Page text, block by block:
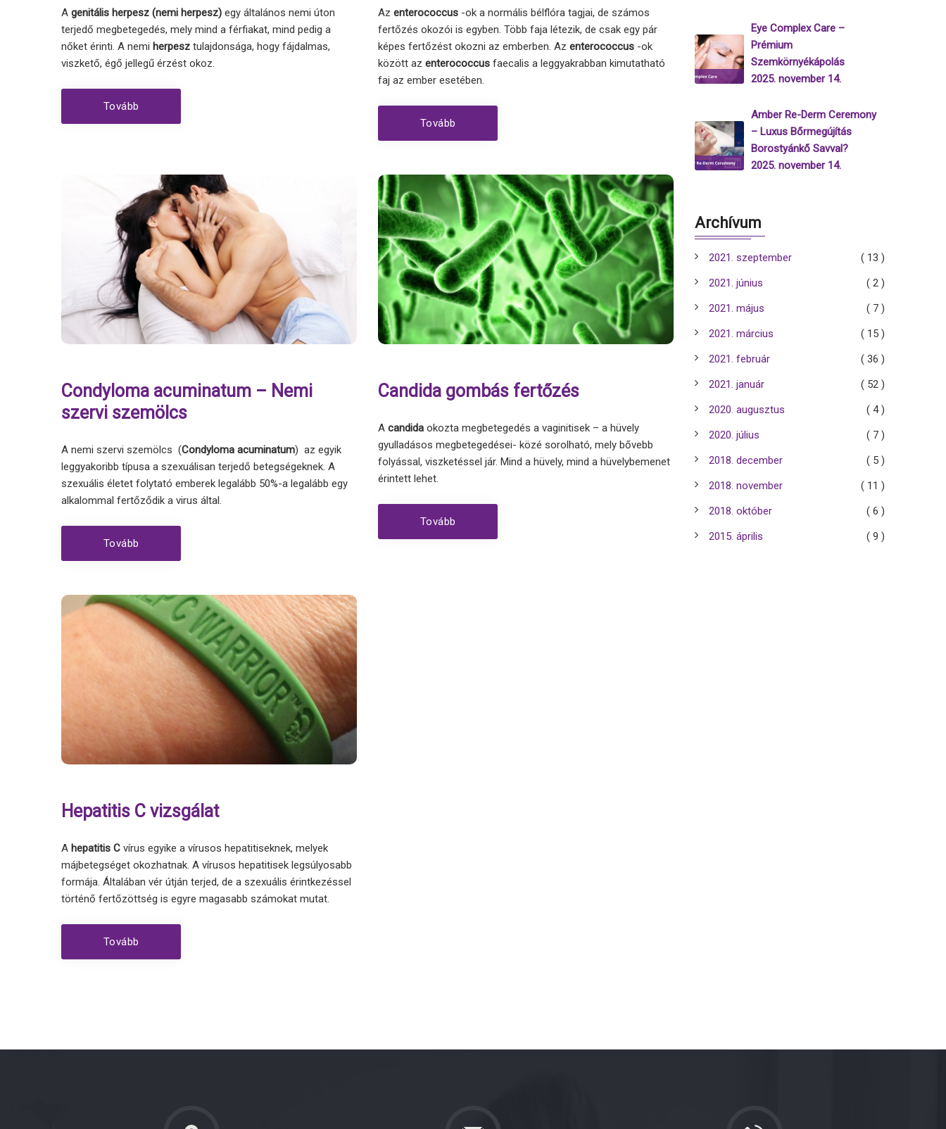
A genitális herpesz (nemi herpesz) egy általános nemi úton
terjedő megbetegedés, mely mind a férfiakat, mind pedig a
nőket érinti. A nemi herpesz tulajdonsága, hogy fájdalmas,
viszkető, égő jellegű érzést okoz.
Tovább
Az enterococcus -ok a normális bélflóra tagjai, de számos
fertőzés okozói is egyben. Több faja létezik, de csak egy pár
képes fertőzést okozni az emberben. Az enterococcus -ok
között az enterococcus faecalis a leggyakrabban kimutatható
faj az ember esetében.
Tovább
Condyloma acuminatum – Nemi
szervi szemölcs
A nemi szervi szemölcs (Condyloma acuminatum) az egyik
leggyakoribb típusa a szexuálisan terjedő betegségeknek. A
szexuális életet folytató emberek legalább 50%-a legalább egy
alkalommal fertőződik a virus által.
Tovább
Candida gombás fertőzés
A candida okozta megbetegedés a vaginitisek – a hüvely
gyulladásos megbetegedései- közé sorolható, mely bővebb
folyással, viszketéssel jár. Mind a hüvely, mind a hüvelybemenet
érintett lehet.
Tovább
Hepatitis C vizsgálat
A hepatitis C vírus egyike a vírusos hepatitiseknek, melyek
májbetegséget okozhatnak. A vírusos hepatitisek legsúlyosabb
formája. Általában vér útján terjed, de a szexuális érintkezéssel
történő fertőzöttség is egyre magasabb számokat mutat.
Tovább
Eye Complex Care –
Prémium
Szemkörnyékápolás
2025. november 14.
Amber Re-Derm Ceremony
– Luxus Bőrmegújítás
Borostyánkő Savval?
2025. november 14.
Archívum
2021. szeptember
( 13 )
2021. június
( 2 )
2021. május
( 7 )
2021. március
( 15 )
2021. február
( 36 )
2021. január
( 52 )
2020. augusztus
( 4 )
2020. július
( 7 )
2018. december
( 5 )
2018. november
( 11 )
2018. október
( 6 )
2015. április
( 9 )